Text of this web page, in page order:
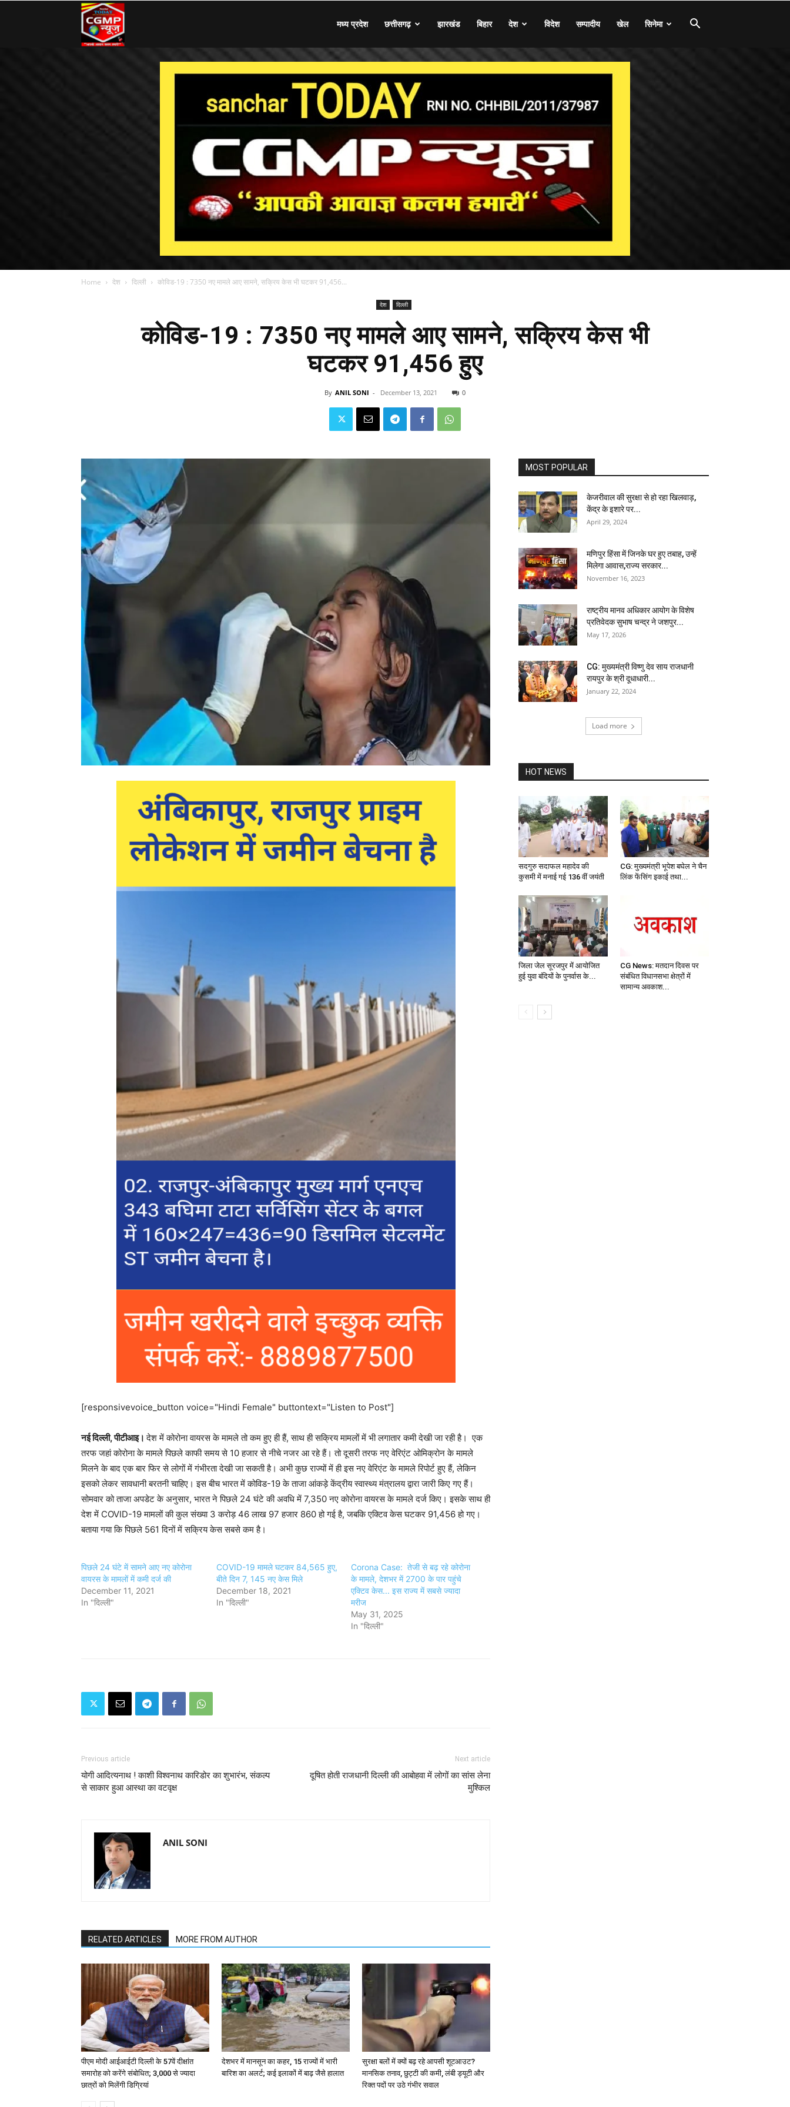
मध्य प्रदेश छत्तीसगढ़ झारखंड बिहार देश विदेश सम्पादीय खेल सिनेमा
Home देश दिल्ली कोविड-19 : 7350 नए मामले आए सामने, सक्रिय केस भी घटकर 91,456...
देश दिल्ली
कोविड-19 : 7350 नए मामले आए सामने, सक्रिय केस भी
घटकर 91,456 हुए
By ANIL SONI - December 13, 2021 0
[responsivevoice_button voice="Hindi Female" buttontext="Listen to Post"]
नई दिल्ली, पीटीआइ।देश में कोरोना वायरस के मामले तो कम हुए ही हैं, साथ ही सक्रिय मामलों में भी लगातार कमी देखी जा रही है। एक
तरफ जहां कोरोना के मामले पिछले काफी समय से 10 हजार से नीचे नजर आ रहे हैं। तो दूसरी तरफ नए वेरिएंट ओमिक्रोन के मामले
मिलने के बाद एक बार फिर से लोगों में गंभीरता देखी जा सकती है। अभी कुछ राज्यों में ही इस नए वेरिएंट के मामले रिपोर्ट हुए हैं, लेकिन
इसको लेकर सावधानी बरतनी चाहिए। इस बीच भारत में कोविड-19 के ताजा आंकड़े केंद्रीय स्वास्थ्य मंत्रालय द्वारा जारी किए गए हैं।
सोमवार को ताजा अपडेट के अनुसार, भारत ने पिछले 24 घंटे की अवधि में 7,350 नए कोरोना वायरस के मामले दर्ज किए। इसके साथ ही
देश में COVID-19 मामलों की कुल संख्या 3 करोड़ 46 लाख 97 हजार 860 हो गई है, जबकि एक्टिव केस घटकर 91,456 हो गए।
बताया गया कि पिछले 561 दिनों में सक्रिय केस सबसे कम है।
पिछले 24 घंटे में सामने आए नए कोरोना
वायरस के मामलों में कमी दर्ज की
December 11, 2021
In "दिल्ली"
COVID-19 मामले घटकर 84,565 हुए,
बीते दिन 7, 145 नए केस मिले
December 18, 2021
In "दिल्ली"
Corona Case: तेजी से बढ़ रहे कोरोना
के मामले, देशभर में 2700 के पार पहुंचे
एक्टिव केस... इस राज्य में सबसे ज्यादा
मरीज
May 31, 2025
In "दिल्ली"
Previous article
योगी आदित्यनाथ ! काशी विश्वनाथ कारिडोर का शुभारंभ, संकल्प
से साकार हुआ आस्था का वटवृक्ष
Next article
दूषित होती राजधानी दिल्ली की आबोहवा में लोगों का सांस लेना
मुश्किल
ANIL SONI
RELATED ARTICLES MORE FROM AUTHOR
पीएम मोदी आईआईटी दिल्ली के 57वें दीक्षांत
समारोह को करेंगे संबोधित; 3,000 से ज्यादा
छात्रों को मिलेंगी डिग्रियां
देशभर में मानसून का कहर, 15 राज्यों में भारी
बारिश का अलर्ट; कई इलाकों में बाढ़ जैसे हालात
सुरक्षा बलों में क्यों बढ़ रहे आपसी शूटआउट?
मानसिक तनाव, छुट्टी की कमी, लंबी ड्यूटी और
रिक्त पदों पर उठे गंभीर सवाल
MOST POPULAR
केजरीवाल की सुरक्षा से हो रहा खिलवाड़,
केंद्र के इशारे पर...
April 29, 2024
मणिपुर हिंसा में जिनके घर हुए तबाह, उन्हें
मिलेगा आवास,राज्य सरकार...
November 16, 2023
राष्ट्रीय मानव अधिकार आयोग के विशेष
प्रतिवेदक सुभाष चन्द्र ने जशपुर...
May 17, 2026
CG: मुख्यमंत्री विष्णु देव साय राजधानी
रायपुर के श्री दूधाधारी...
January 22, 2024
Load more
HOT NEWS
सदगुरु सदाफल महादेव की
कुसमी में मनाई गई 136 वीं जयंती
CG: मुख्यमंत्री भूपेश बघेल ने चैन
लिंक फेंसिंग इकाई तथा...
जिला जेल सूरजपुर में आयोजित
हुई युवा बंदियों के पुनर्वास के...
CG News: मतदान दिवस पर
संबंधित विधानसभा क्षेत्रों में
सामान्य अवकाश...